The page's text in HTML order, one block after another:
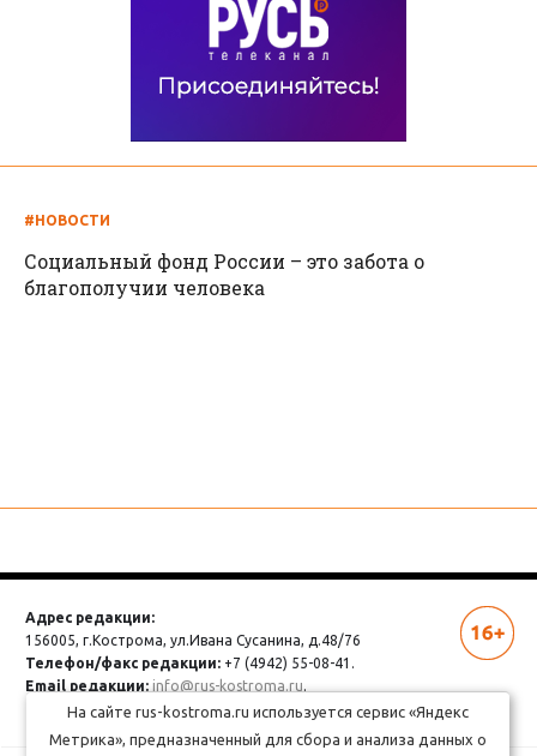
#НОВОСТИ
Социальный фонд России – это забота о
благополучии человека
Адрес редакции:
156005, г.Кострома, ул.Ивана Сусанина, д.48/76
Телефон/факс редакции: +7 (4942) 55-08-41.
Email редакции: info@rus-kostroma.ru.
Отдел рекламы:+7 (4942) 55-82-32.
На сайте rus-kostroma.ru используется сервис «Яндекс
Метрика», предназначенный для сбора и анализа данных о